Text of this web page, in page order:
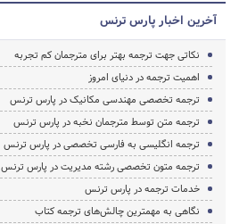
آخرین اخبار پارس ترنس
نکاتی جهت ترجمه بهتر برای مترجمان کم تجربه
اهمیت ترجمه در دنیای امروز
ترجمه تخصصی مهندسی مکانیک در پارس ترنس
ترجمه متن توسط مترجمان نخبه در پارس ترنس
ترجمه انگلیسی به فارسی تخصصی در پارس ترنس
ترجمه متون تخصصی رشته مدیریت در پارس ترنس
خدمات ترجمه در پارس ترنس
نگاهی به مهمترین چالش‌های ترجمه کتاب